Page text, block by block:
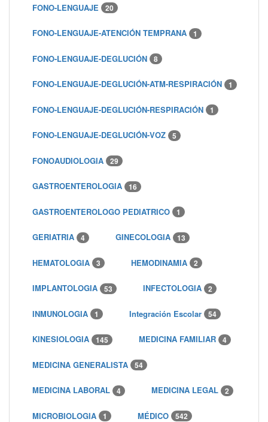
FONO-LENGUAJE 20
FONO-LENGUAJE-ATENCIÓN TEMPRANA 1
FONO-LENGUAJE-DEGLUCIÓN 8
FONO-LENGUAJE-DEGLUCIÓN-ATM-RESPIRACIÓN 1
FONO-LENGUAJE-DEGLUCIÓN-RESPIRACIÓN 1
FONO-LENGUAJE-DEGLUCIÓN-VOZ 5
FONOAUDIOLOGIA 29
GASTROENTEROLOGIA 16
GASTROENTEROLOGO PEDIATRICO 1
GERIATRIA 4 GINECOLOGIA 13
HEMATOLOGIA 3 HEMODINAMIA 2
IMPLANTOLOGIA 53 INFECTOLOGIA 2
INMUNOLOGIA 1 Integración Escolar 54
KINESIOLOGIA 145 MEDICINA FAMILIAR 4
MEDICINA GENERALISTA 54
MEDICINA LABORAL 4 MEDICINA LEGAL 2
MICROBIOLOGIA 1 MÉDICO 542